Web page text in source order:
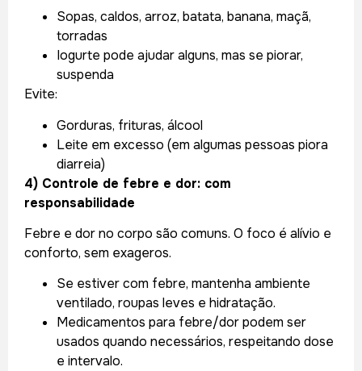
Sopas, caldos, arroz, batata, banana, maçã,
torradas
Iogurte pode ajudar alguns, mas se piorar,
suspenda
Evite:
Gorduras, frituras, álcool
Leite em excesso (em algumas pessoas piora
diarreia)
4) Controle de febre e dor: com
responsabilidade
Febre e dor no corpo são comuns. O foco é alívio e
conforto, sem exageros.
Se estiver com febre, mantenha ambiente
ventilado, roupas leves e hidratação.
Medicamentos para febre/dor podem ser
usados quando necessários, respeitando dose
e intervalo.